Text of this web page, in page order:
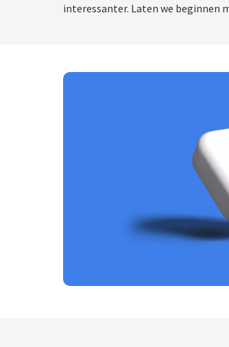
interessanter. Laten we beginnen